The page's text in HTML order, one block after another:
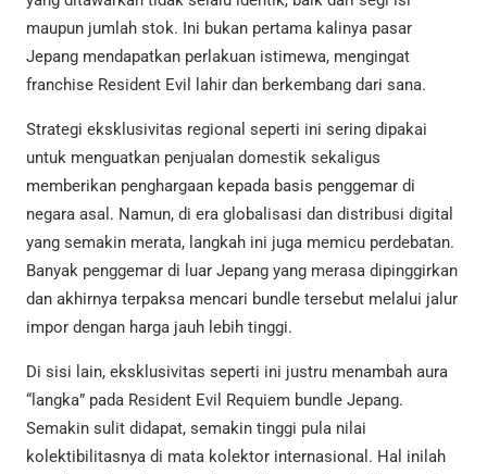
maupun jumlah stok. Ini bukan pertama kalinya pasar
Jepang mendapatkan perlakuan istimewa, mengingat
franchise Resident Evil lahir dan berkembang dari sana.
Strategi eksklusivitas regional seperti ini sering dipakai
untuk menguatkan penjualan domestik sekaligus
memberikan penghargaan kepada basis penggemar di
negara asal. Namun, di era globalisasi dan distribusi digital
yang semakin merata, langkah ini juga memicu perdebatan.
Banyak penggemar di luar Jepang yang merasa dipinggirkan
dan akhirnya terpaksa mencari bundle tersebut melalui jalur
impor dengan harga jauh lebih tinggi.
Di sisi lain, eksklusivitas seperti ini justru menambah aura
“langka” pada Resident Evil Requiem bundle Jepang.
Semakin sulit didapat, semakin tinggi pula nilai
kolektibilitasnya di mata kolektor internasional. Hal inilah